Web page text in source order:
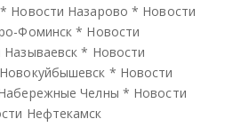
* Новости Назарово * Новости
Фоминск * Новости
* Новости
* Новости
Челны * Новости
Нефтекамск